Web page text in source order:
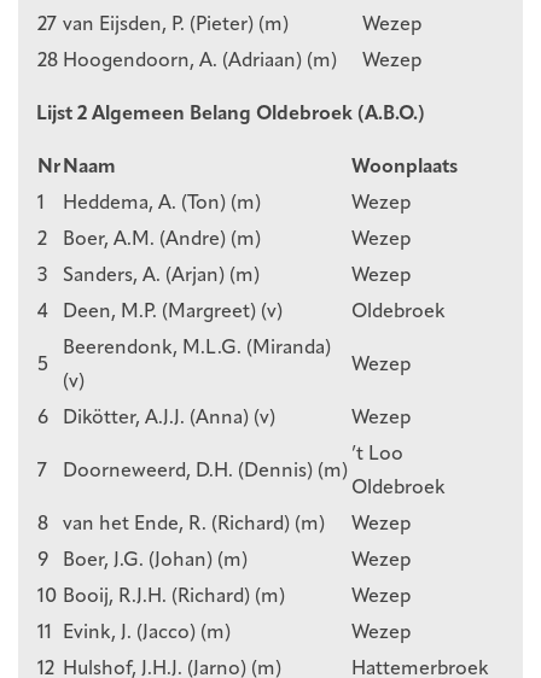
27 van Eijsden, P. (Pieter) (m)
Wezep
28 Hoogendoorn, A. (Adriaan) (m) Wezep
Lijst 2 Algemeen Belang Oldebroek (A.B.O.)
Nr Naam
Woonplaats
1
Heddema, A. (Ton) (m)
Wezep
2
Boer, A.M. (Andre) (m)
Wezep
3
Sanders, A. (Arjan) (m)
Wezep
4
Deen, M.P. (Margreet) (v) Oldebroek
5
Beerendonk, M.L.G. (Miranda)
(v)
Wezep
6 Dikötter, A.J.J. (Anna) (v) Wezep
7 Doorneweerd, D.H. (Dennis) (m)
’t Loo
Oldebroek
8
van het Ende, R. (Richard) (m)
Wezep
9
Boer, J.G. (Johan) (m)
Wezep
10 Booij, R.J.H. (Richard) (m)
Wezep
11
Evink, J. (Jacco) (m)
Wezep
12
Hulshof, J.H.J. (Jarno) (m) Hattemerbroek